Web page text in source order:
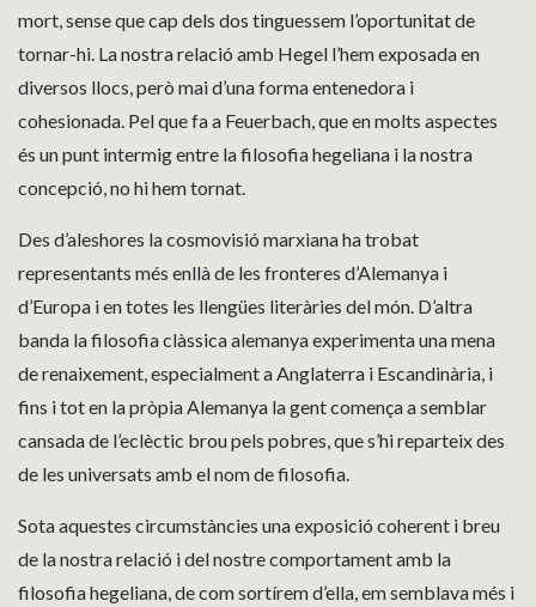
mort, sense que cap dels dos tinguessem l’oportunitat de
tornar-hi. La nostra relació amb Hegel l’hem exposada en
diversos llocs, però mai d’una forma entenedora i
cohesionada. Pel que fa a Feuerbach, que en molts aspectes
és un punt intermig entre la filosofia hegeliana i la nostra
concepció, no hi hem tornat.
Des d’aleshores la cosmovisió marxiana ha trobat
representants més enllà de les fronteres d’Alemanya i
d’Europa i en totes les llengües literàries del món. D’altra
banda la filosofia clàssica alemanya experimenta una mena
de renaixement, especialment a Anglaterra i Escandinària, i
fins i tot en la pròpia Alemanya la gent comença a semblar
cansada de l’eclèctic brou pels pobres, que s’hi reparteix des
de les universats amb el nom de filosofia.
Sota aquestes circumstàncies una exposició coherent i breu
de la nostra relació i del nostre comportament amb la
filosofia hegeliana, de com sortírem d’ella, em semblava més i